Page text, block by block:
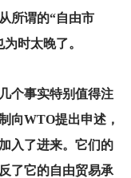
所谓的“自由市
时太晚了。
个事实特别值得注
向WTO提出申述，
入了进来。它们的
了它的自由贸易承